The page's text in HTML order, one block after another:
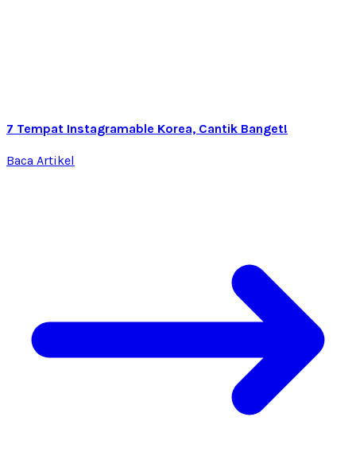
7 Tempat Instagramable Korea, Cantik Banget!
Baca Artikel